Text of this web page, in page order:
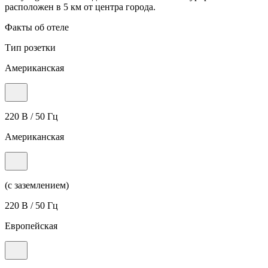
расположен в 5 км от центра города.
Факты об отеле
Тип розетки
Американская
220 В / 50 Гц
Американская
(с заземлением)
220 В / 50 Гц
Европейская